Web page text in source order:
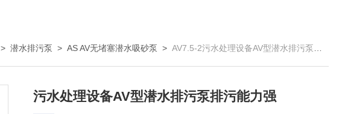
>潜水排污泵 >AS AV无堵塞潜水吸砂泵 >AV7.5-2污水处理设备AV型潜水排污泵排污能力强
污水处理设备AV型潜水排污泵排污能力强